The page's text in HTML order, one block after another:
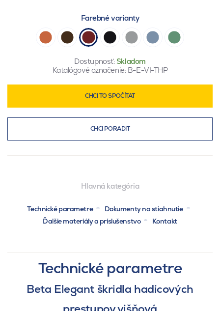
Farebné varianty
Dostupnosť:Skladom
Katalógové označenie: B-E-VI-THP
CHCI TO SPOČÍTAT
CHCI PORADIT
Hlavná kategória
Technické parametre
Dokumenty na stiahnutie
Ďalšie materiály a príslušenstvo
Kontakt
Technické parametre
Beta Elegant škridla hadicových